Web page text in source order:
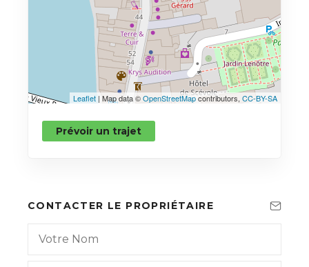
Leaflet | Map data ©OpenStreetMapcontributors, CC-BY-SA
Prévoir un trajet
CONTACTER LE PROPRIÉTAIRE